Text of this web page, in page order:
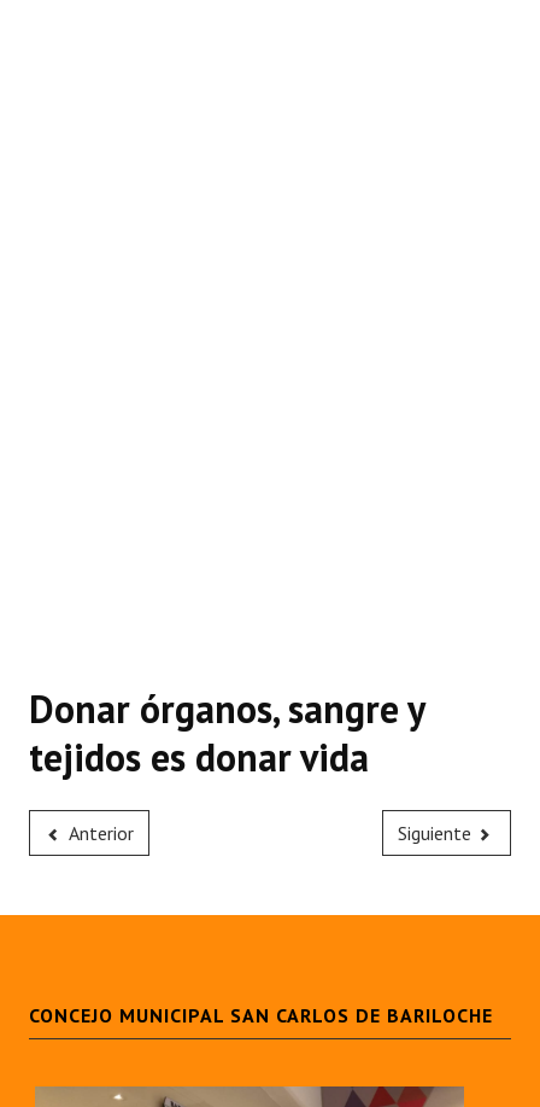
Donar órganos, sangre y
tejidos es donar vida
Anterior Siguiente
CONCEJO MUNICIPAL SAN CARLOS DE BARILOCHE